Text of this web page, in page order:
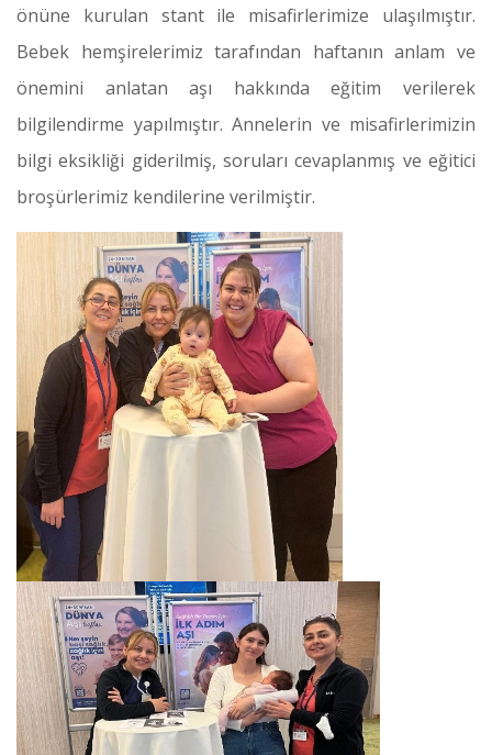
önüne kurulan stant ile misafirlerimize ulaşılmıştır.
Bebek hemşirelerimiz tarafından haftanın anlam ve
önemini anlatan aşı hakkında eğitim verilerek
bilgilendirme yapılmıştır. Annelerin ve misafirlerimizin
bilgi eksikliği giderilmiş, soruları cevaplanmış ve eğitici
broşürlerimiz kendilerine verilmiştir.